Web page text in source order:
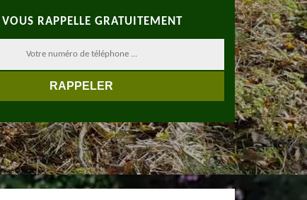
RAPPELLE GRATUITEMENT